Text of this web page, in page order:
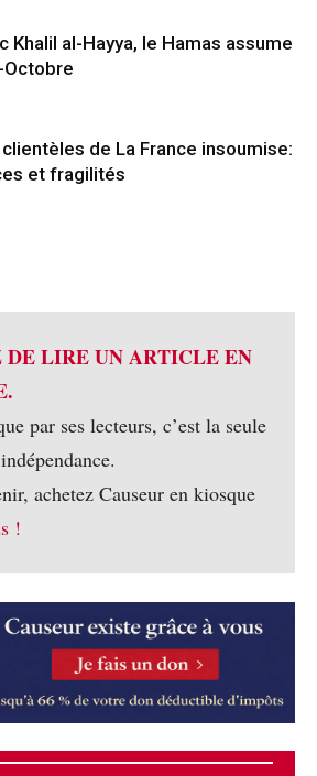
Khalil al-Hayya, le Hamas assume
Octobre
de La France insoumise:
et fragilités
DE LIRE UN ARTICLE EN
par ses lecteurs, c’est la seule
achetez Causeur en kiosque
!